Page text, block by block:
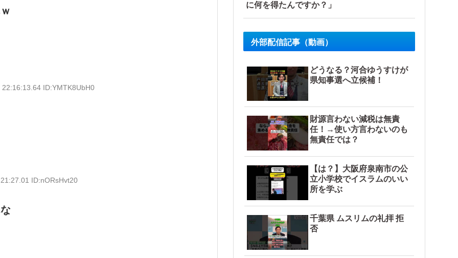
ID:YMTK8UbH0
ID:nORsHvt20
に何を得たんですか？」
外部配信記事（動画）
どうなる？河合ゆうすけが
県知事選へ立候補！
財源言わない減税は無責
任！→使い方言わないのも
無責任では？
【は？】大阪府泉南市の公
立小学校でイスラムのいい
所を学ぶ
千葉県 ムスリムの礼拝 拒
否